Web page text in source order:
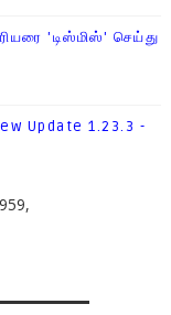
'டிஸ்மிஸ்' செய்து
Update 1.23.3 -